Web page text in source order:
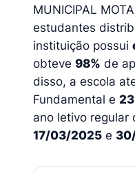
MUNICIPAL
estudantes
instituição possui
obteve 98% de
disso, a escola
Fundamental e 23
ano letivo regular
17/03/2025 e